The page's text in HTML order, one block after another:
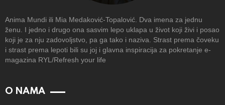
Anima Mundi ili Mia Medaković-Topalović. Dva imena za jednu
ženu. I jedno i drugo ona sasvim lepo uklapa u život koji živi i posao
koji je za nju zadovoljstvo, pa ga tako i naziva. Strast prema čoveku
i strast prema lepoti bili su joj i glavna inspiracija za pokretanje e-
magazina RYL/Refresh your life
O NAMA